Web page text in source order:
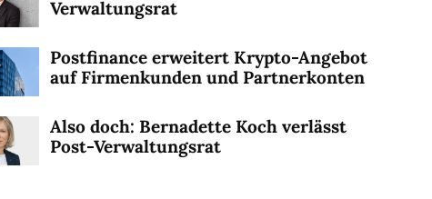
Verwaltungsrat
Postfinance erweitert Krypto-Angebot
auf Firmenkunden und Partnerkonten
Also doch: Bernadette Koch verlässt
Post-Verwaltungsrat